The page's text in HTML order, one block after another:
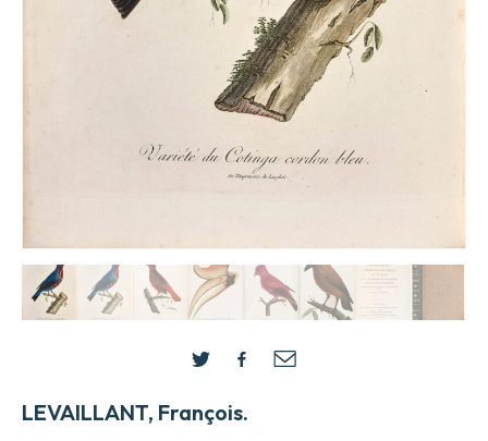
LEVAILLANT, François.